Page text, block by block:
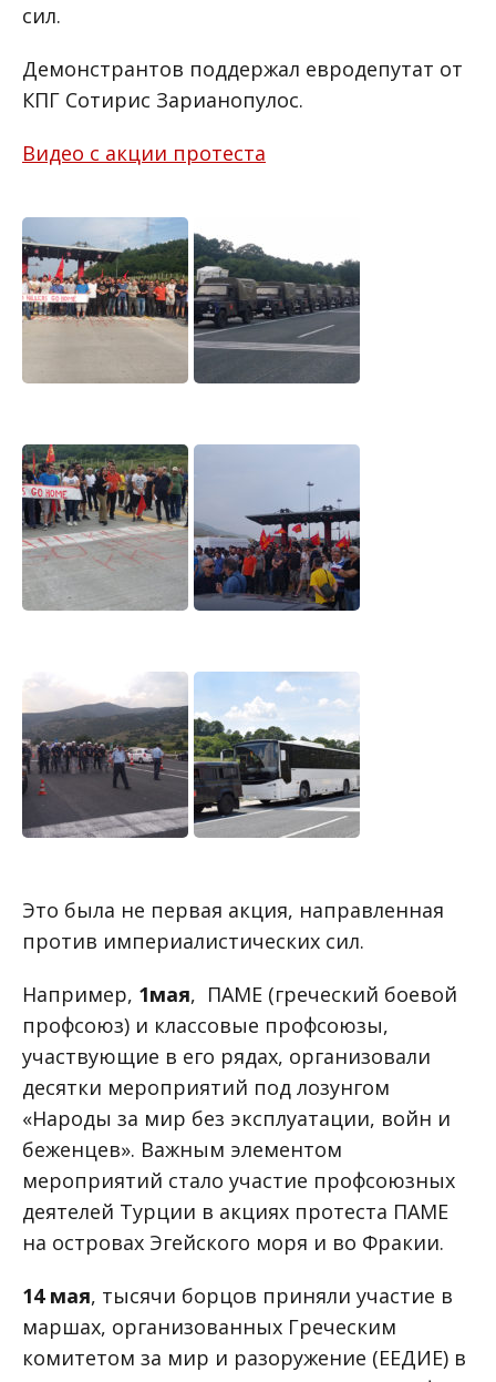
сил.
Демонстрантов поддержал евродепутат от
КПГ Сотирис Зарианопулос.
Видео с акции протеста
Это была не первая акция, направленная
против империалистических сил.
Например, 1мая, ПАМЕ (греческий боевой
профсоюз) и классовые профсоюзы,
участвующие в его рядах, организовали
десятки мероприятий под лозунгом
«Народы за мир без эксплуатации, войн и
беженцев». Важным элементом
мероприятий стало участие профсоюзных
деятелей Турции в акциях протеста ПАМЕ
на островах Эгейского моря и во Фракии.
14 мая, тысячи борцов приняли участие в
маршах, организованных Греческим
комитетом за мир и разоружение (ЕЕДИЕ) в